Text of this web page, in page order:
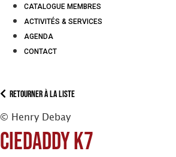
CATALOGUE MEMBRES
ACTIVITÉS & SERVICES
AGENDA
CONTACT
Retourner à la liste
© Henry Debay
CieDaddy K7